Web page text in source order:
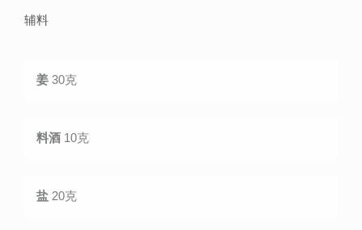
辅料
姜 30克
料酒 10克
盐 20克